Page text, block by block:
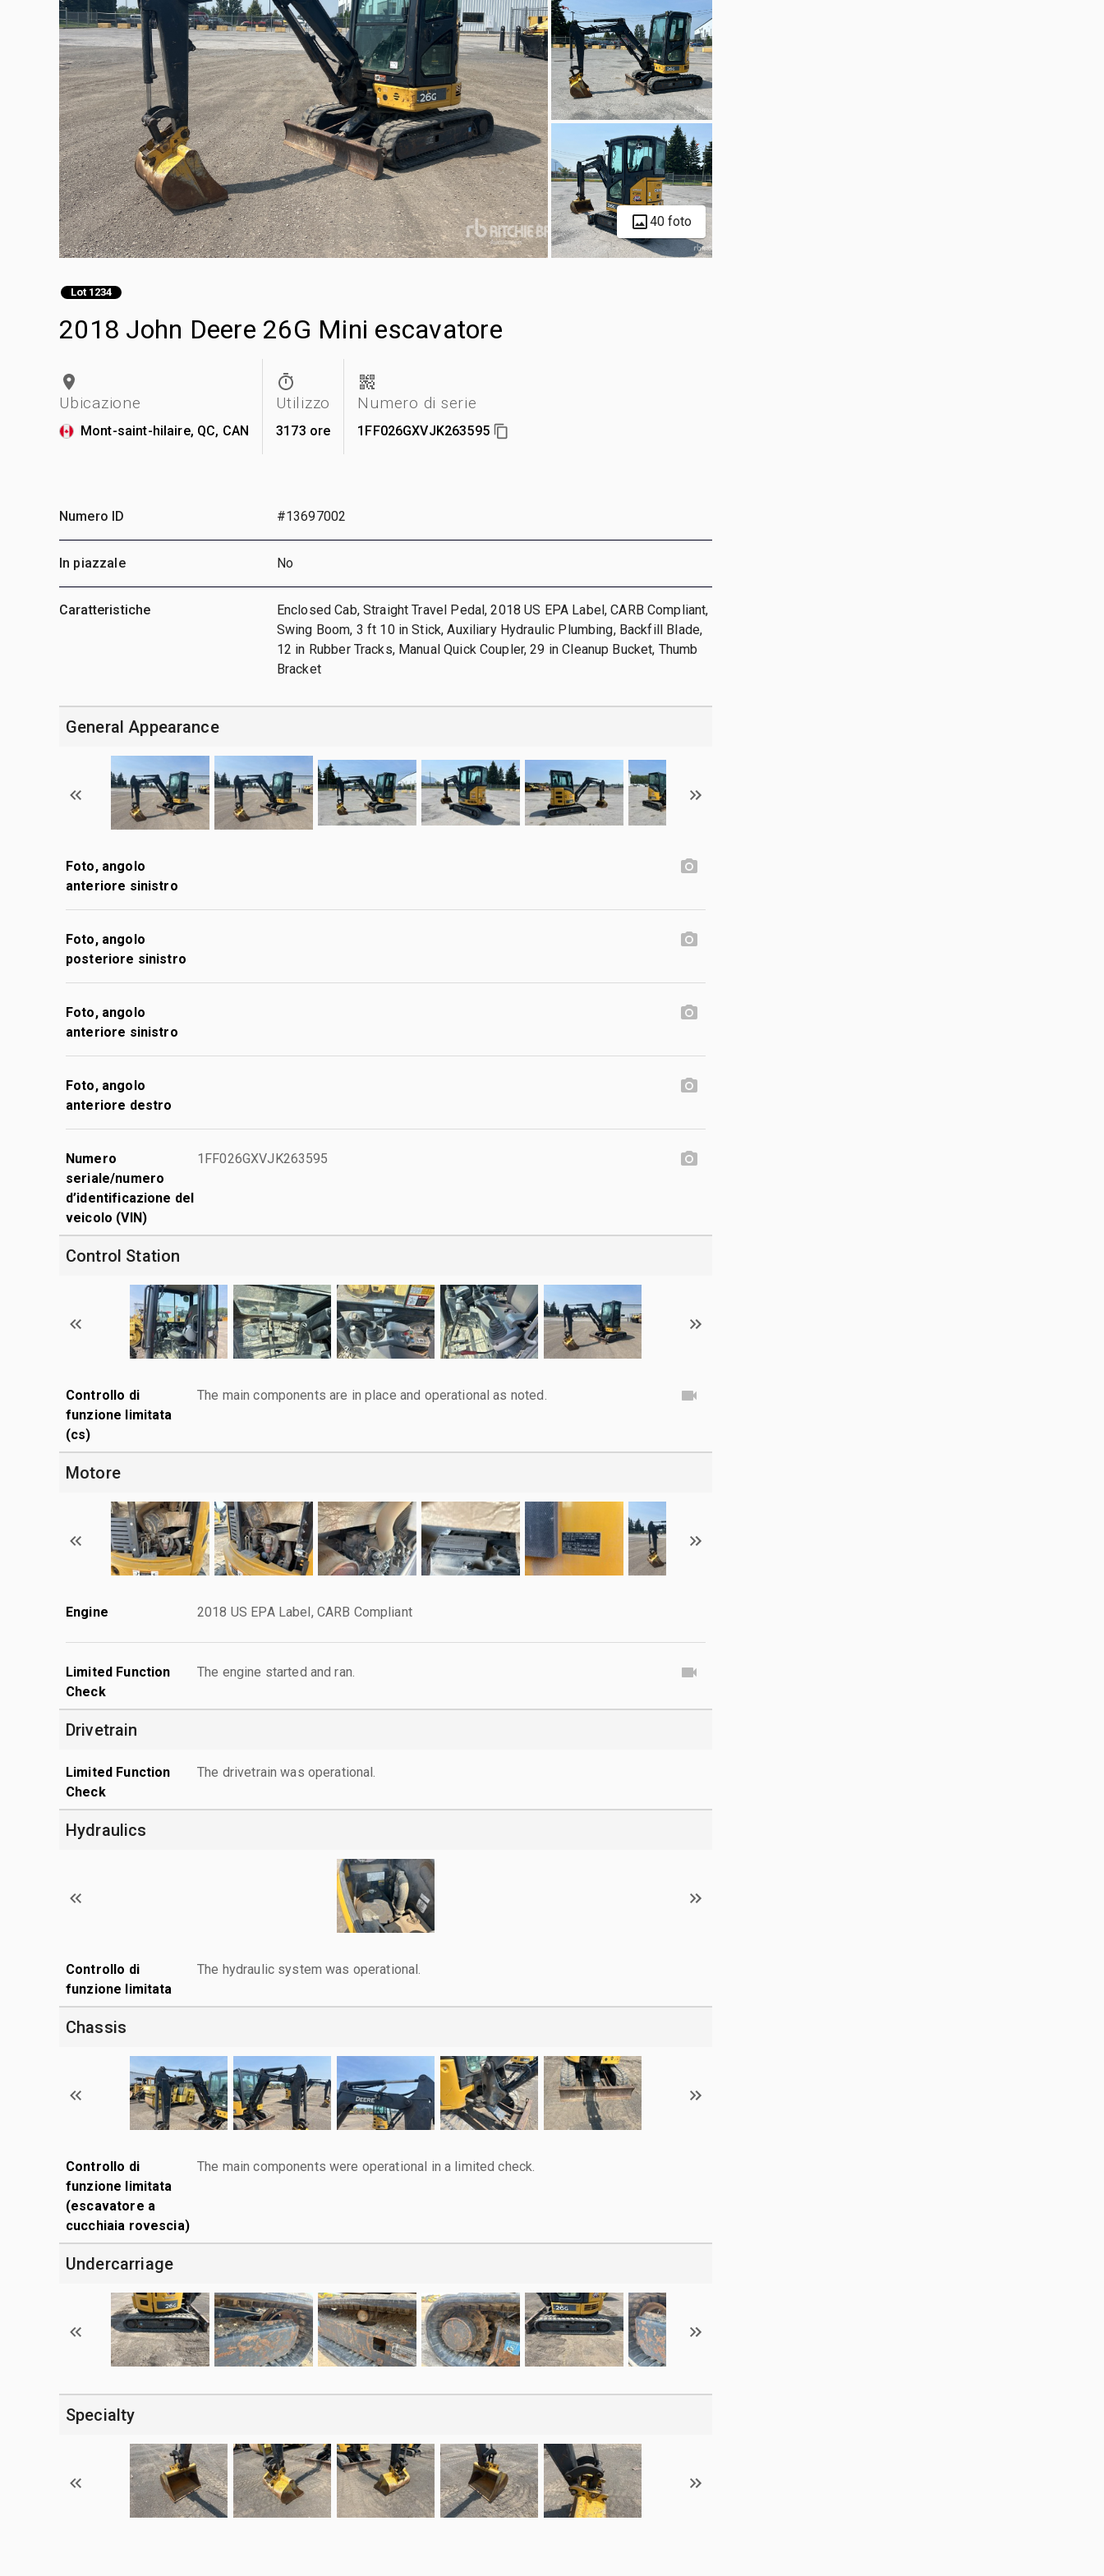
40 foto
Lot 1234
2018 John Deere 26G Mini escavatore
Ubicazione
Mont-saint-hilaire, QC, CAN
Utilizzo
3173 ore
Numero di serie
1FF026GXVJK263595
Numero ID #13697002
In piazzale No
Caratteristiche
Enclosed Cab, Straight Travel Pedal, 2018 US EPA Label, CARB Compliant,
Swing Boom, 3 ft 10 in Stick, Auxiliary Hydraulic Plumbing, Backfill Blade,
12 in Rubber Tracks, Manual Quick Coupler, 29 in Cleanup Bucket, Thumb
Bracket
General Appearance
Foto, angolo
anteriore sinistro
Foto, angolo
posteriore sinistro
Foto, angolo
anteriore sinistro
Foto, angolo
anteriore destro
Numero
seriale/numero
d’identificazione del
veicolo (VIN)
1FF026GXVJK263595
Control Station
Controllo di
funzione limitata
(cs)
The main components are in place and operational as noted.
Motore
Engine 2018 US EPA Label, CARB Compliant
Limited Function
Check
The engine started and ran.
Drivetrain
Limited Function
Check
The drivetrain was operational.
Hydraulics
Controllo di
funzione limitata
The hydraulic system was operational.
Chassis
Controllo di
funzione limitata
(escavatore a
cucchiaia rovescia)
The main components were operational in a limited check.
Undercarriage
Specialty